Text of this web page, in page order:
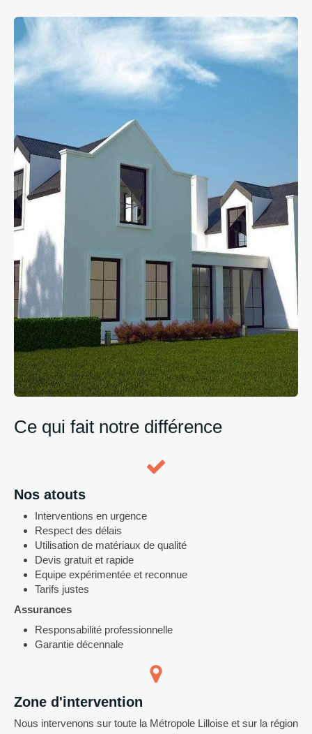
Ce qui fait notre différence
Nos atouts
Interventions en urgence
Respect des délais
Utilisation de matériaux de qualité
Devis gratuit et rapide
Equipe expérimentée et reconnue
Tarifs justes
Assurances
Responsabilité professionnelle
Garantie décennale
Zone d'intervention
Nous intervenons sur toute la Métropole Lilloise et sur la région